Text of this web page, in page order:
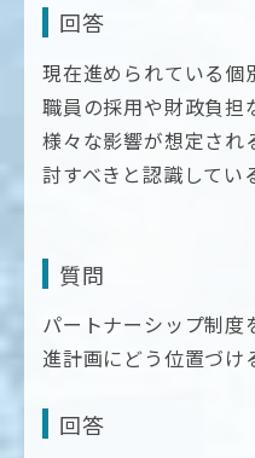
回答
現在進められている個
職員の採用や財政負担
様々な影響が想定され
討すべきと認識してい
質問
パートナーシップ制
進計画にどう位置づけ
回答